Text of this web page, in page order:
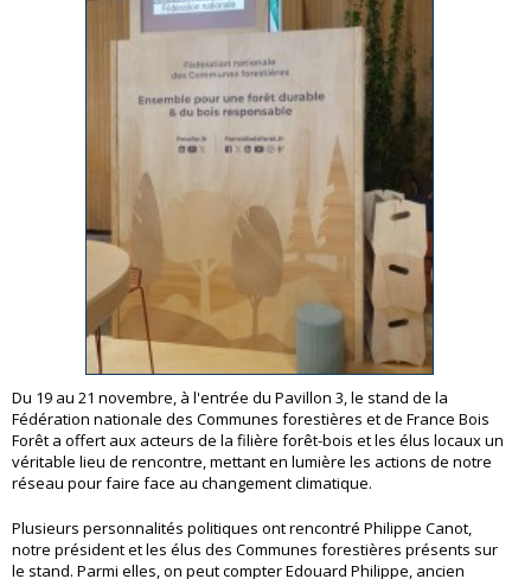
Du 19 au 21 novembre, à l'entrée du Pavillon 3, le stand de la
Fédération nationale des Communes forestières et de France Bois
Forêt a offert aux acteurs de la filière forêt-bois et les élus locaux un
véritable lieu de rencontre, mettant en lumière les actions de notre
réseau pour faire face au changement climatique.
Plusieurs personnalités politiques ont rencontré Philippe Canot,
notre président et les élus des Communes forestières présents sur
le stand. Parmi elles, on peut compter Edouard Philippe, ancien